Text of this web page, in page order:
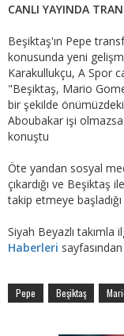
CANLI YAYINDA
Beşiktaş'ın Pepe
konusunda yeni
Karakullukçu, A Spor
"Beşiktaş, Mario
bir şekilde önümüzdeki
Aboubakar işi
konuştu
Öte yandan sosyal
çıkardığı ve Beşiktaş
takip etmeye
Siyah Beyazlı takımla
Haberleri
Pepe Beşiktaş